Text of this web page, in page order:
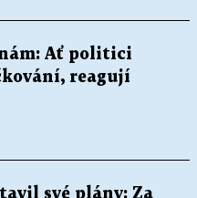
Ať politici
reagují
své plány: Za